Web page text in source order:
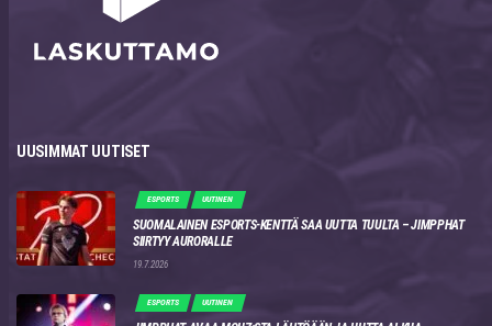
UUSIMMAT UUTISET
ESPORTS UUTINEN
SUOMALAINEN ESPORTS-KENTTÄ SAA UUTTA TUULTA – JIMPPHAT
SIIRTYY AURORALLE
19.7.2026
ESPORTS UUTINEN